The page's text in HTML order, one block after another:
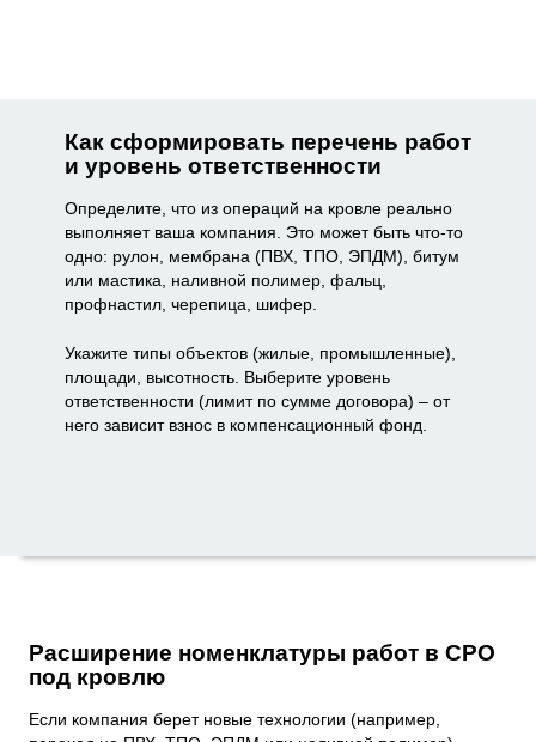
Как сформировать перечень работ
и уровень ответственности
Определите, что из операций на кровле реально
выполняет ваша компания. Это может быть что-то
одно: рулон, мембрана (ПВХ, ТПО, ЭПДМ), битум
или мастика, наливной полимер, фальц,
профнастил, черепица, шифер.
Укажите типы объектов (жилые, промышленные),
площади, высотность. Выберите уровень
ответственности (лимит по сумме договора) – от
него зависит взнос в компенсационный фонд.
Расширение номенклатуры работ в СРО
под кровлю
Если компания берет новые технологии (например,